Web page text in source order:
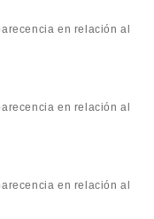
en relación al
en relación al
en relación al